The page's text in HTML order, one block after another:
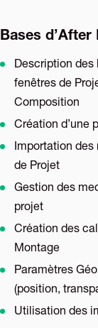
Bases d’After
Description des
fenêtres de
Composition
Création d’une
Importation des
de Projet
Gestion des
projet
Création des
Montage
Paramètres
(position,
Utilisation des